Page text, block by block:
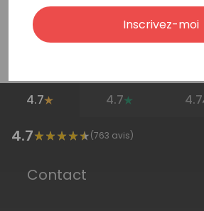
Très peu utile Neutre
4.7 4.7 4.7
4.7 (763 avis)
Contact
Inscrivez-moi